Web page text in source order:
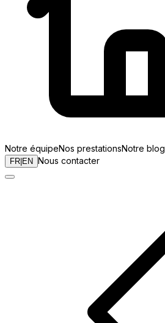
Notre équipeNos prestationsNotre blog
FR EN Nous contacter